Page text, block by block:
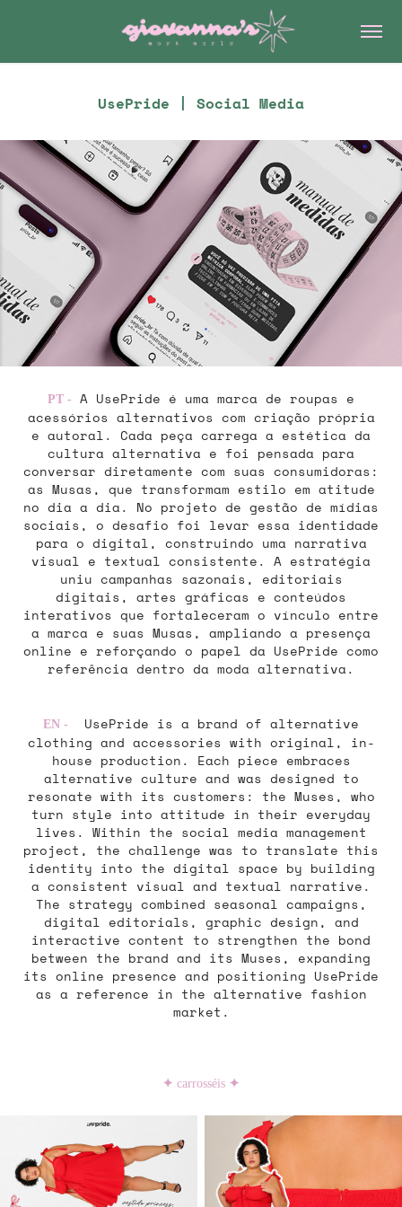
UsePride | Social Media
PT -
A UsePride é uma marca de roupas e
acessórios alternativos com criação própria
e autoral. Cada peça carrega a estética da
cultura alternativa e foi pensada para
conversar diretamente com suas consumidoras:
as Musas, que transformam estilo em atitude
no dia a dia. No projeto de gestão de mídias
sociais, o desafio foi levar essa identidade
para o digital, construindo uma narrativa
visual e textual consistente. A estratégia
uniu campanhas sazonais, editoriais
digitais, artes gráficas e conteúdos
interativos que fortaleceram o vínculo entre
a marca e suas Musas, ampliando a presença
online e reforçando o papel da UsePride como
referência dentro da moda alternativa.
EN -
UsePride is a brand of alternative
clothing and accessories with original, in-
house production. Each piece embraces
alternative culture and was designed to
resonate with its customers: the Muses, who
turn style into attitude in their everyday
lives. Within the social media management
project, the challenge was to translate this
identity into the digital space by building
a consistent visual and textual narrative.
The strategy combined seasonal campaigns,
digital editorials, graphic design, and
interactive content to strengthen the bond
between the brand and its Muses, expanding
its online presence and positioning UsePride
as a reference in the alternative fashion
market.
✦ carrosséis ✦